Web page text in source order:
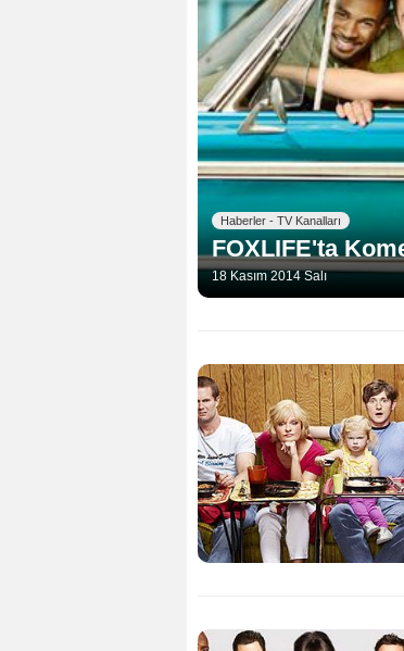
Haberler - TV Kanalları
FOXLIFE'ta
18 Kasım 2014 Salı